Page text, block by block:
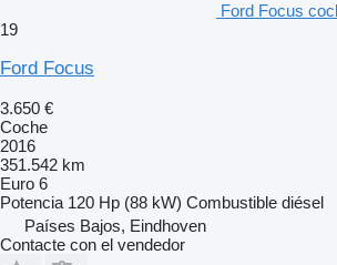
Ford Focus
19
Ford Focus
3.650 €
Coche
2016
351.542 km
Euro 6
Potencia 120 Hp (88 kW) Combustible diésel
Países Bajos, Eindhoven
Contacte con el vendedor